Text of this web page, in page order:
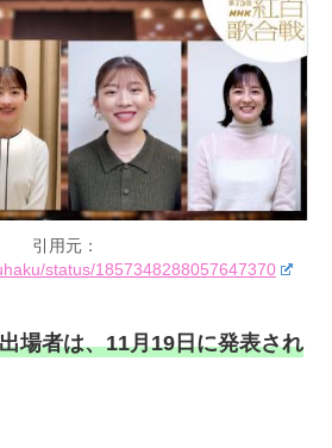
引用元：
status/1857348288057647370
場者は、11月19日に発表され